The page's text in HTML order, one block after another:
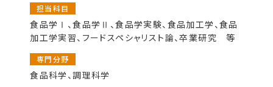
担当科目
食品学Ⅰ、食品学Ⅱ、食品学実験、食品加工学、食品
加工学実習、フードスペシャリスト論、卒業研究 等
専門分野
食品科学、調理科学